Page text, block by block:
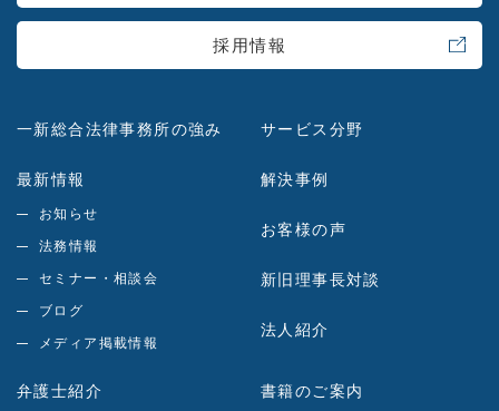
採用情報
一新総合法律事務所の強み
最新情報
お知らせ
法務情報
セミナー・相談会
ブログ
メディア掲載情報
サービス分野
解決事例
お客様の声
新旧理事長対談
法人紹介
弁護士紹介 書籍のご案内